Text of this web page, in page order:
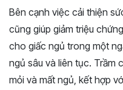
Bên cạnh việc cải thiện
cũng giúp giảm triệu
cho giấc ngủ trong một
ngủ sâu và liên tục. Trầm
mỏi và mất ngủ, kết hợp